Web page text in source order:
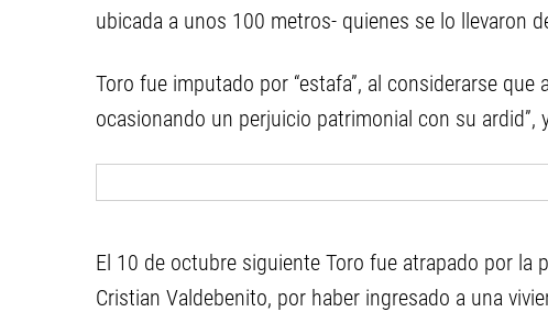
ubicada a unos 100 metros- quienes se lo llevaron
Toro fue imputado por “estafa”, al considerarse
ocasionando un perjuicio patrimonial con su ardid”,
El 10 de octubre siguiente Toro fue atrapado por la
Cristian Valdebenito, por haber ingresado a una